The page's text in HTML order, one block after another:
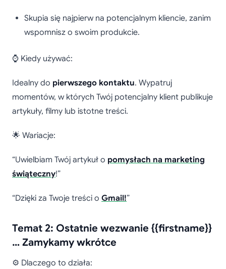
Skupia się najpierw na potencjalnym kliencie, zanim
wspomnisz o swoim produkcie.
⌚ Kiedy używać:
Idealny do pierwszego kontaktu. Wypatruj
momentów, w których Twój potencjalny klient publikuje
artykuły, filmy lub istotne treści.
🌟 Wariacje:
“Uwielbiam Twój artykuł o pomysłach na marketing
świąteczny!”
“Dzięki za Twoje treści o Gmail!”
Temat 2: Ostatnie wezwanie {{firstname}}
… Zamykamy wkrótce
⚙️ Dlaczego to działa: